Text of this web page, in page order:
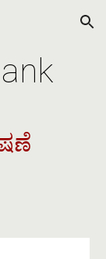
Skip to navigation